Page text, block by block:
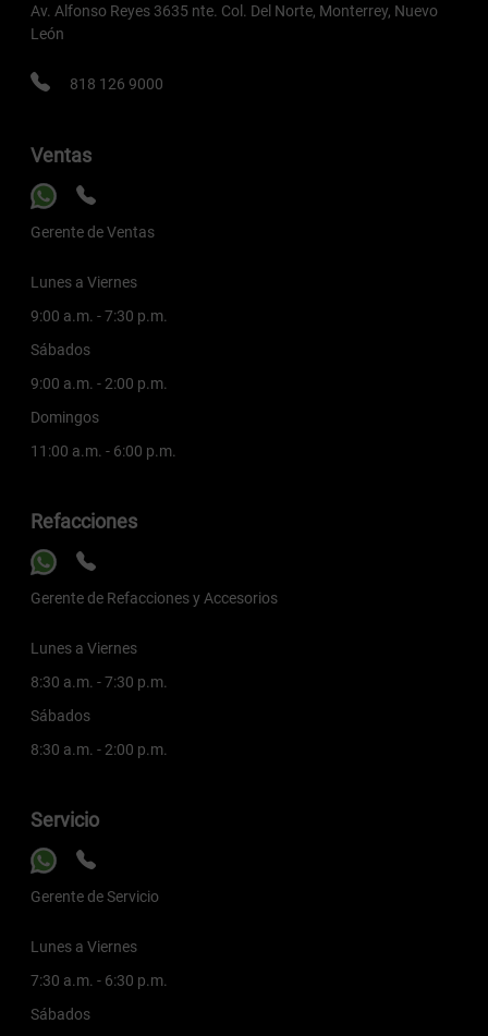
Av. Alfonso Reyes 3635 nte. Col. Del Norte, Monterrey, Nuevo
León
818 126 9000
Ventas
Gerente de Ventas
Lunes a Viernes
9:00 a.m. - 7:30 p.m.
Sábados
9:00 a.m. - 2:00 p.m.
Domingos
11:00 a.m. - 6:00 p.m.
Refacciones
Gerente de Refacciones y Accesorios
Lunes a Viernes
8:30 a.m. - 7:30 p.m.
Sábados
8:30 a.m. - 2:00 p.m.
Servicio
Gerente de Servicio
Lunes a Viernes
7:30 a.m. - 6:30 p.m.
Sábados